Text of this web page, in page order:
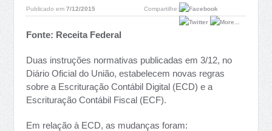
Publicado em7/12/2015 Compartilhe:
Fonte: Receita Federal
Duas instruções normativas publicadas em 3/12, no
Diário Oficial do União, estabelecem novas regras
sobre a Escrituração Contábil Digital (ECD) e a
Escrituração Contábil Fiscal (ECF).
Em relação à ECD, as mudanças foram: